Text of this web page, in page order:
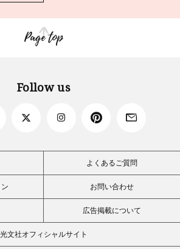
Page top
Follow us
よくあるご質問
お問い合わせ
広告掲載について
光文社オフィシャルサイト